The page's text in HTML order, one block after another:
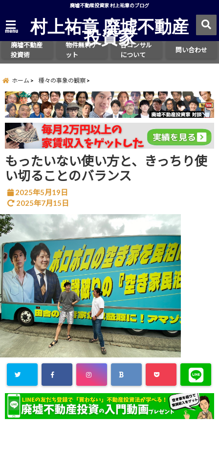
廃墟不動産投資家 村上祐章のブログ
menu 村上祐章 廃墟不動産
投資家
廃墟不動産
投資術
物件無料ゲ
ット
各コンサル
について
問い合わせ
ホーム 種々の事象の観察
もったいない使い方と、きっちり使
い切ることのバランス
2025年5月19日
2025年7月15日